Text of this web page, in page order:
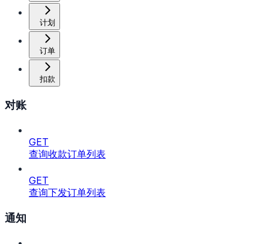
计划
订单
扣款
对账
GET
查询收款订单列表
GET
查询下发订单列表
通知